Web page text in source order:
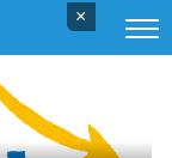
×